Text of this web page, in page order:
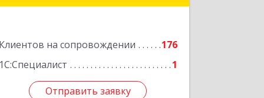
Клиентов на сопровождении
176
1С:Специалист
1
Отправить заявку
Подробнее
Отправить заявку